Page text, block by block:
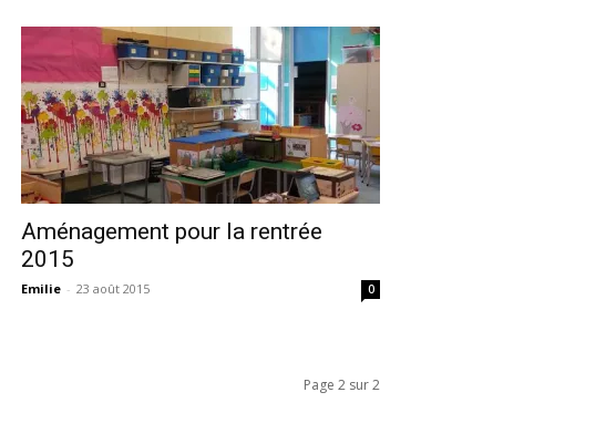
Aménagement pour la rentrée
2015
Emilie - 23 août 2015 0
Page 2 sur 2